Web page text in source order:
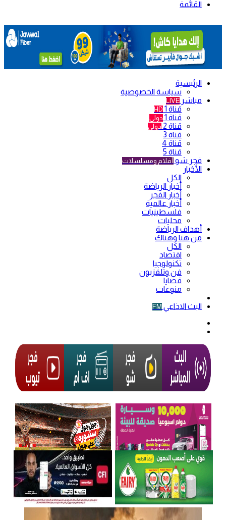
القائمة
الرئيسية
سياسة الخصوصية
مباشر LIVE
قناة 1 HD
قناة 1 دولي
قناة 2 دولي
قناة 3
قناة 4
قناة 5
فجر شو أفلام ومسلسلات
الأخبار
الكل
أخبار الرياضة
أخبار الفجر
أخبار عالمية
فلسطينيات
محليات
أهداف الرياضة
من هنا وهناك
الكل
اقتصاد
تكنولوجيا
فن وتلفزيون
قضايا
منوعات
البث الاذاعي FM